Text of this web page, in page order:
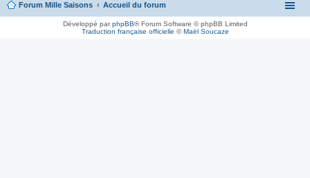
Forum Mille Saisons Accueil du forum
Développé parphpBB® Forum Software © phpBB Limited
Traduction française officielle ©Maël Soucaze